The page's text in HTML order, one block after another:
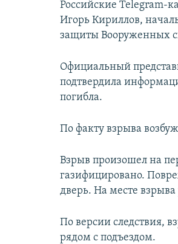
Российские Telegram-
Игорь Кириллов,
защиты Вооруженных
Официальный
подтвердила
погибла.
По факту взрыва
Взрыв произошел на
газифицировано.
дверь. На месте взрыва
По версии следствия,
рядом с подъездом.